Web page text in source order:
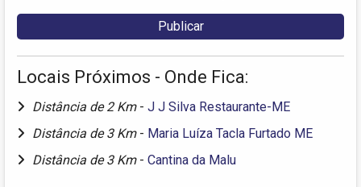
Locais Próximos - Onde Fica:
Distância de 2 Km - J J Silva Restaurante-ME
Distância de 3 Km - Maria Luíza Tacla Furtado ME
Distância de 3 Km - Cantina da Malu